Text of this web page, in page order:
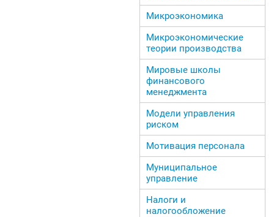
Микроэкономика
Микроэкономические
теории производства
Мировые школы
финансового
менеджмента
Модели управления
риском
Мотивация персонала
Муниципальное
управление
Налоги и
налогообложение